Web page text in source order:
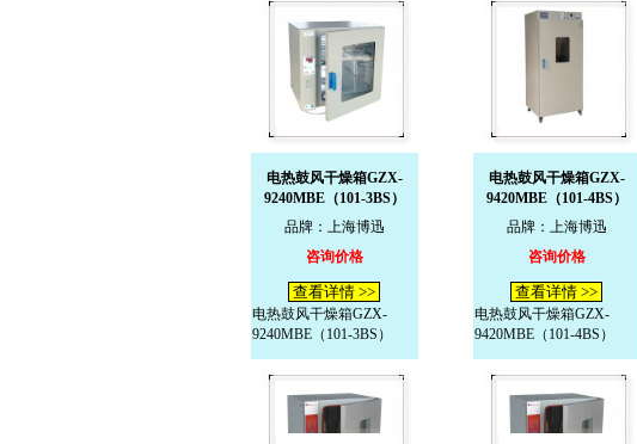
电热鼓风干燥箱GZX-
9240MBE（101-3BS）
品牌：上海博迅
咨询价格
查看详情 >>
电热鼓风干燥箱GZX-
9240MBE（101-3BS）
电热鼓风干燥箱GZX-
9420MBE（101-4BS）
品牌：上海博迅
咨询价格
查看详情 >>
电热鼓风干燥箱GZX-
9420MBE（101-4BS）